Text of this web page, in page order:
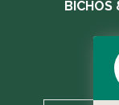
BICHOS